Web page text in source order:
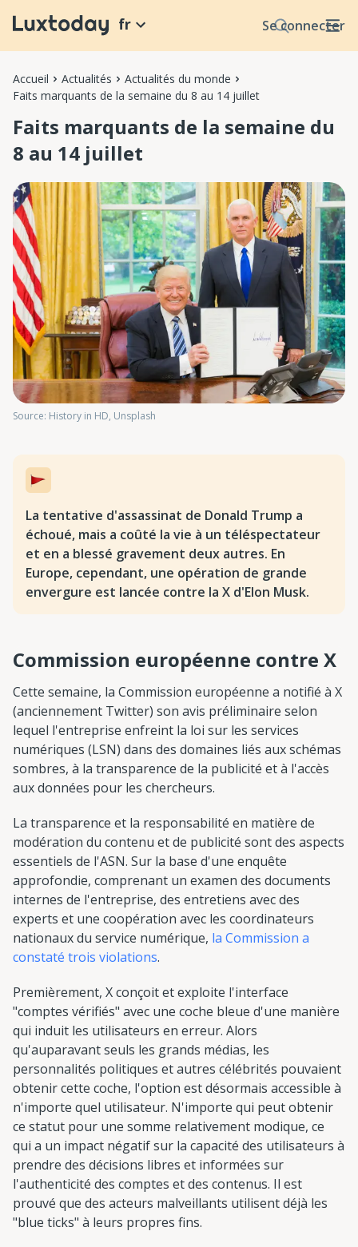
Se connecter
fr
Accueil Actualités
Actualités du monde
Faits marquants de la semaine du 8 au 14 juillet
Faits marquants de la semaine du
8 au 14 juillet
Source: History in HD, Unsplash
La tentative d'assassinat de Donald Trump a
échoué, mais a coûté la vie à un téléspectateur
et en a blessé gravement deux autres. En
Europe, cependant, une opération de grande
envergure est lancée contre la X d'Elon Musk.
Commission européenne contre X
Cette semaine, la Commission européenne a notifié à X
(anciennement Twitter) son avis préliminaire selon
lequel l'entreprise enfreint la loi sur les services
numériques (LSN) dans des domaines liés aux schémas
sombres, à la transparence de la publicité et à l'accès
aux données pour les chercheurs.
La transparence et la responsabilité en matière de
modération du contenu et de publicité sont des aspects
essentiels de l'ASN. Sur la base d'une enquête
approfondie, comprenant un examen des documents
internes de l'entreprise, des entretiens avec des
experts et une coopération avec les coordinateurs
nationaux du service numérique, la Commission a
constaté trois violations.
Premièrement, X conçoit et exploite l'interface
"comptes vérifiés" avec une coche bleue d'une manière
qui induit les utilisateurs en erreur. Alors
qu'auparavant seuls les grands médias, les
personnalités politiques et autres célébrités pouvaient
obtenir cette coche, l'option est désormais accessible à
n'importe quel utilisateur. N'importe qui peut obtenir
ce statut pour une somme relativement modique, ce
qui a un impact négatif sur la capacité des utilisateurs à
prendre des décisions libres et informées sur
l'authenticité des comptes et des contenus. Il est
prouvé que des acteurs malveillants utilisent déjà les
"blue ticks" à leurs propres fins.